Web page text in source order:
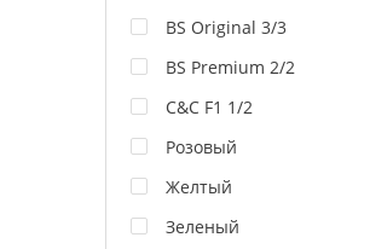
BS Original 3/3
BS Premium 2/2
C&C F1 1/2
Розовый
Желтый
Зеленый